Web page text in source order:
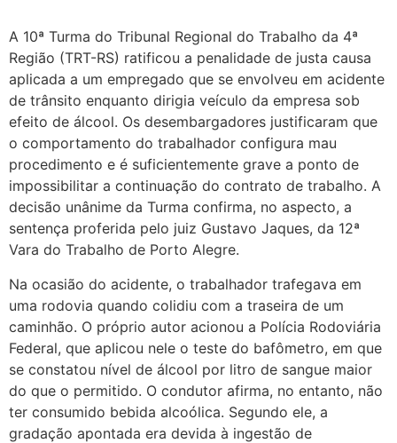
A 10ª Turma do Tribunal Regional do Trabalho da 4ª
Região (TRT-RS) ratificou a penalidade de justa causa
aplicada a um empregado que se envolveu em acidente
de trânsito enquanto dirigia veículo da empresa sob
efeito de álcool. Os desembargadores justificaram que
o comportamento do trabalhador configura mau
procedimento e é suficientemente grave a ponto de
impossibilitar a continuação do contrato de trabalho. A
decisão unânime da Turma confirma, no aspecto, a
sentença proferida pelo juiz Gustavo Jaques, da 12ª
Vara do Trabalho de Porto Alegre.
Na ocasião do acidente, o trabalhador trafegava em
uma rodovia quando colidiu com a traseira de um
caminhão. O próprio autor acionou a Polícia Rodoviária
Federal, que aplicou nele o teste do bafômetro, em que
se constatou nível de álcool por litro de sangue maior
do que o permitido. O condutor afirma, no entanto, não
ter consumido bebida alcoólica. Segundo ele, a
gradação apontada era devida à ingestão de